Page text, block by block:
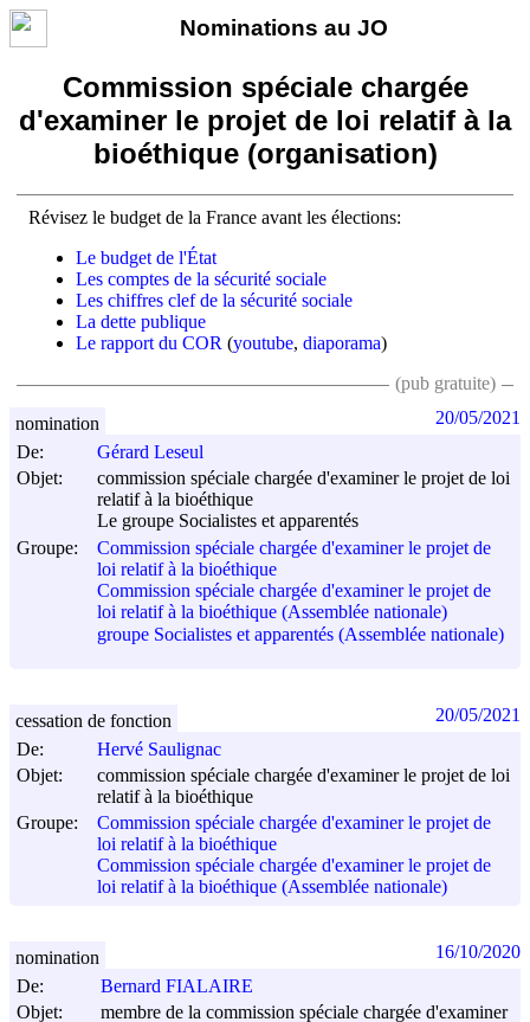
Nominations au JO
Commission spéciale chargée
d'examiner le projet de loi relatif à la
bioéthique (organisation)
Révisez le budget de la France avant les élections:
Le budget de l'État
Les comptes de la sécurité sociale
Les chiffres clef de la sécurité sociale
La dette publique
Le rapport du COR (youtube, diaporama)
(pub gratuite)
De:
Gérard Leseul
Objet:
commission spéciale chargée d'examiner le projet de loi
relatif à la bioéthique
Le groupe Socialistes et apparentés
Groupe:
Commission spéciale chargée d'examiner le projet de
loi relatif à la bioéthique
Commission spéciale chargée d'examiner le projet de
loi relatif à la bioéthique (Assemblée nationale)
groupe Socialistes et apparentés (Assemblée nationale)
nomination 20/05/2021
De:
Hervé Saulignac
Objet:
commission spéciale chargée d'examiner le projet de loi
relatif à la bioéthique
Groupe:
Commission spéciale chargée d'examiner le projet de
loi relatif à la bioéthique
Commission spéciale chargée d'examiner le projet de
loi relatif à la bioéthique (Assemblée nationale)
cessation de fonction 20/05/2021
De:
Bernard FIALAIRE
Objet:
membre de la commission spéciale chargée d'examiner
nomination 16/10/2020